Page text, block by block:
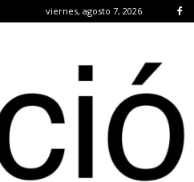
viernes, agosto 7, 2026